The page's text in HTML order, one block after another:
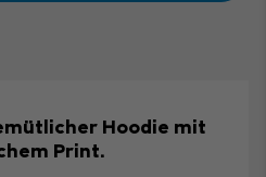
Hoodie mit
Print.